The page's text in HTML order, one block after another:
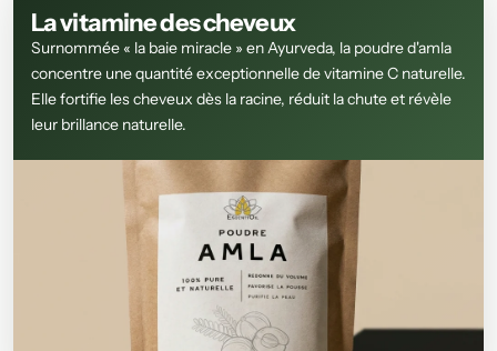
La vitamine des cheveux
Surnommée « la baie miracle » en Ayurveda, la poudre d'amla
concentre une quantité exceptionnelle de vitamine C naturelle.
Elle fortifie les cheveux dès la racine, réduit la chute et révèle
leur brillance naturelle.